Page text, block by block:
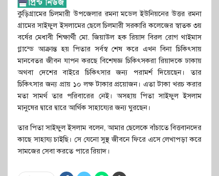
কুড়িগ্রামের চিলমারী উপজেলার রমনা মডেল ইউনিয়নের উত্তর রমনা
গ্রামের সাইফুল ইসলামের ছেলে চিলমারী সরকারি কলেজের স্বাতক ৩য়
বর্ষের মেধাবী শিক্ষার্থী মো. জিয়াউল হক রিয়াদ বিরল রােগ থাইমাস
গ্লান্ডে আক্রান্ত হয় পিতার সর্বস্ব শেষ করে এখন বিনা চিকিৎসায়
মানবেতর জীবন যাপন করছে বিশেষজ্ঞ চিকিৎসকরা রিয়াদকে ঢাকায়
অথবা দেশের বাইরে চিকিৎসার জন্য পরামর্শ দিয়েছেন। তার
চিকিৎসার জন্য প্রায় ১০ লক্ষ টাকার প্রয়ােজন। এতা টাকা খরচ করার
মতা সামর্থ তার পরিবারের নেই। অসহায় পিতা সাইফুল ইসলাম
মানুষের দ্বারে দ্বারে আর্থিক সাহায্যের জন্য ঘুরছেন।
তার পিতা সাইফুল ইসলাম বলেন, আমার ছেলেকে বাঁচাতে বিত্তবানদের
কাছে সাহায্য চাইছি। সে যেনো সুস্থ জীবনে ফিরে এসে লেখাপড়া করে
সামজের সেবা করতে পারে রিয়াদ।